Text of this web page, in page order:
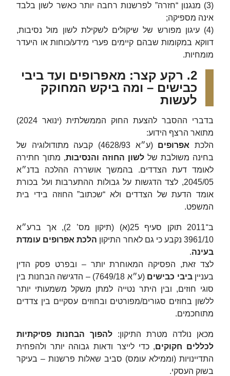
(3) מנגנון “חזרה” לפרשנות רחבה יותר כאשר לשון בלבד
אינה מספיקה;
(4) עיגון מפורש של שיקולים לשקילת לשון מול נסיבות,
דווקא במקומות שבהם קיימים פערי מידע/כוחות או היעדר
מומחיות.
2. רקע קצר: מאפרופים ועד ביבי
כבישים – ומה ביקש המחוקק
לעשות
בדברי ההסבר להצעת החוק הממשלתית (ינואר 2024)
מתואר הרצף הידוע:
הלכת אפרופים
(ע״א 4628/93) קבעה מתודולוגיה של
בחינה משולבת של לשון החוזה והנסיבות, מתוך חתירה
לאומד דעת הצדדים. בהמשך אושררה ההלכה בדנ״א
2045/05, לצד הדגשות על גבולות ההתערבות ועל בכורת
אומד הדעת של הצדדים ולא “שכתוב” החוזה בידי בית
המשפט.
ב־2011 תוקן סעיף 25(א) (תיקון מס’ 2), אך ברע״א
3961/10 נקבע כי גם לאחר התיקון
הלכת אפרופים עומדת
בעינה.
לצד זאת, הפסיקה המאוחרת יותר – ובפרט פסק הדין
בענייןביבי כבישים
(ע״א 7649/18) – הדגישה הבחנות בין
סוגי חוזים, ובין היתר נטייה למתן משקל משמעותי יותר
ללשון בחוזים סגורים/מפורטים ובחוזים עסקיים בין צדדים
מתוחכמים.
מכאן נולדה מטרת התיקון: להפוך הבחנות פסיקתיות
לכללים חקוקים, כדי לייצר ודאות גבוהה יותר ולהפחית
התדיינויות (וממילא עומס) סביב שאלות פרשנות – בעיקר
בשוק העסקי.